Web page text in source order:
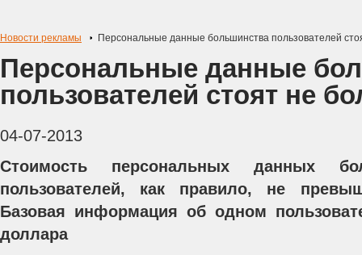
Новости рекламы Персональные данные большинства пользователей
Персональные данные
пользователей стоят не
04-07-2013
Стоимость персональных данных
пользователей, как правило, не
Базовая информация об одном
доллара